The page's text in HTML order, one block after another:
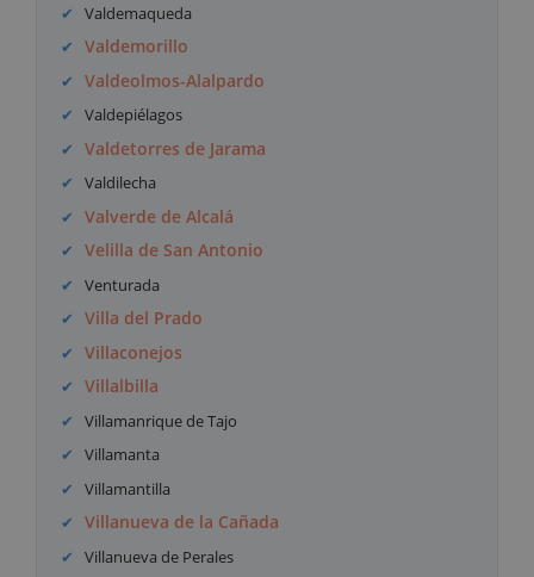
Valdemaqueda
Valdemorillo
Valdeolmos-Alalpardo
Valdepiélagos
Valdetorres de Jarama
Valdilecha
Valverde de Alcalá
Velilla de San Antonio
Venturada
Villa del Prado
Villaconejos
Villalbilla
Villamanrique de Tajo
Villamanta
Villamantilla
Villanueva de la Cañada
Villanueva de Perales